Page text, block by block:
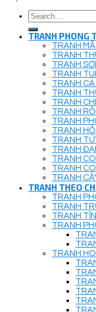
Search
for:
TRANH PHONG
TRANH
TRANH
TRANH
TRANH
TRANH CÁ
TRANH
TRANH
TRANH
TRANH
TRANH HỔ
TRANH
TRANH
TRANH
TRANH
TRANH
TRANH THEO
TRANH
TRANH
TRANH
TRANH
TRANH